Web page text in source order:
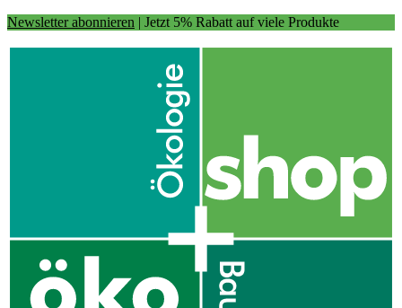
Newsletter abonnieren | Jetzt 5% Rabatt auf viele Produkte